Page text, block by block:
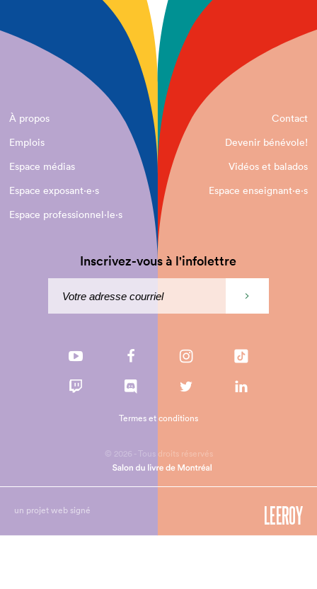
À propos
Contact
Emplois
Devenir bénévole!
Espace médias
Vidéos et balados
Espace exposant·e⋅s
Espace enseignant·e⋅s
Espace professionnel·le⋅s
Inscrivez-vous à l'infolettre
© 2026 - Tous droits réservés
Termes et conditions
un projet web signé